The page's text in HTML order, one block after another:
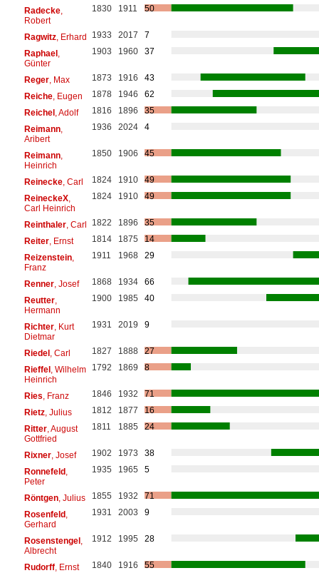
Radecke,
Robert
1830 1911 50
Ragwitz, Erhard 1933 2017
7
Raphael,
Günter
1903 1960 37
Reger, Max 1873 1916
43
Reiche, Eugen 1878 1946
62
Reichel, Adolf 1816 1896
35
Reimann,
Aribert
1936 2024 4
Reimann,
Heinrich
1850 1906 45
Reinecke, Carl 1824 1910
49
ReineckeX,
Carl Heinrich
1824 1910 49
Reinthaler, Carl 1822 1896
35
Reiter, Ernst 1814 1875
14
Reizenstein,
Franz
1911 1968 29
Renner, Josef 1868 1934
66
Reutter,
Hermann
1900 1985 40
Richter, Kurt
Dietmar
1931 2019 9
Riedel, Carl 1827 1888
27
Rieffel, Wilhelm
Heinrich
1792 1869 8
Ries , Franz 1846 1932
71
Rietz, Julius 1812 1877
16
Ritter, August
Gottfried
1811 1885 24
Rixner, Josef 1902 1973
38
Ronnefeld,
Peter
1935 1965 5
Röntgen, Julius 1855 1932
71
Rosenfeld,
Gerhard
1931 2003 9
Rosenstengel,
Albrecht
1912 1995 28
Rudorff, Ernst 1840 1916
55